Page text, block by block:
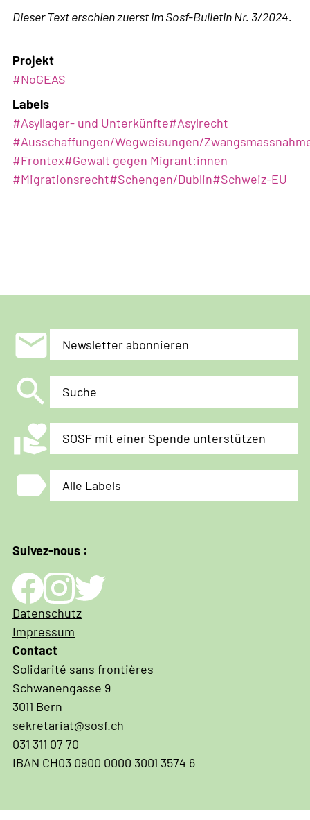
Dieser Text erschien zuerst im Sosf-Bulletin Nr. 3/2024.
Projekt
#NoGEAS
Labels
#Asyllager- und Unterkünfte#Asylrecht
#Ausschaffungen/Wegweisungen/
#Frontex#Gewalt gegen Migrant:innen
#Migrationsrecht#Schengen/Dublin#Schweiz-EU
mail Newsletter abonnieren
search Suche
volunteer_activism SOSF mit einer Spende unterstützen
label Alle Labels
Suivez-nous :
Impressum
und
Datenschutz
Datenschutz
Impressum
Contact
Solidarité sans frontières
Schwanengasse 9
3011 Bern
sekretariat@sosf.ch
031 311 07 70
IBAN CH03 0900 0000 3001 3574 6